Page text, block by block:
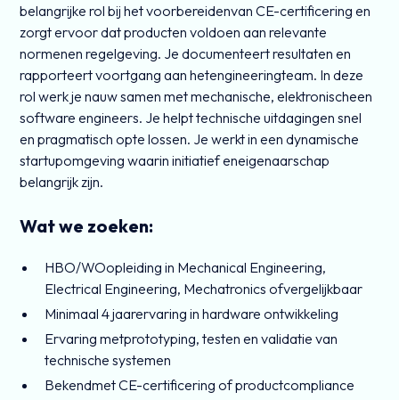
belangrijke rol bij het voorbereidenvan CE-certificering en
zorgt ervoor dat producten voldoen aan relevante
normenen regelgeving. Je documenteert resultaten en
rapporteert voortgang aan hetengineeringteam. In deze
rol werk je nauw samen met mechanische, elektronischeen
software engineers. Je helpt technische uitdagingen snel
en pragmatisch opte lossen. Je werkt in een dynamische
startupomgeving waarin initiatief eneigenaarschap
belangrijk zijn.
Wat we zoeken:
HBO/WOopleiding in Mechanical Engineering,
Electrical Engineering, Mechatronics ofvergelijkbaar
Minimaal 4 jaarervaring in hardware ontwikkeling
Ervaring metprototyping, testen en validatie van
technische systemen
Bekendmet CE-certificering of productcompliance